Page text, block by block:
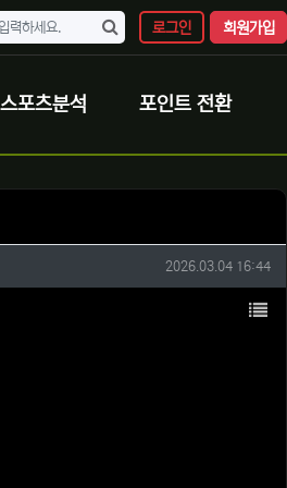
로그인 회원가입
스포츠분석 포인트 전환
작성일
2026.03.04 16:44
목